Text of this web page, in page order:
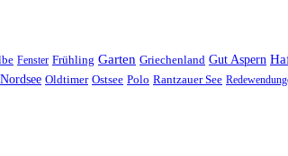
Fenster Frühling Garten Griechenland Gut Aspern
Nordsee Oldtimer Ostsee Polo Rantzauer See